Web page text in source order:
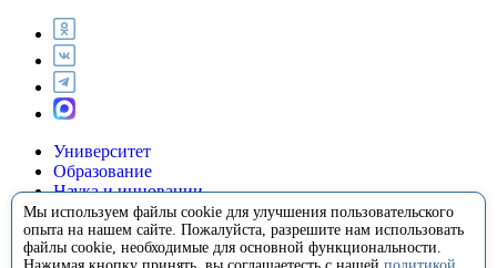
Мы используем файлы cookie для улучшения пользовательского
опыта на нашем сайте. Пожалуйста, разрешите нам использовать
файлы cookie, необходимые для основной функциональности.
Университет
Образование
Наука и инновации
Медицина
Международная деятельность
Внеучебная деятельность